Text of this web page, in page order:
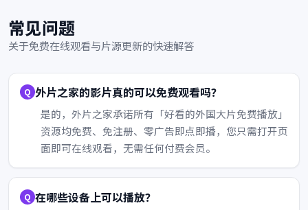
常见问题
关于免费在线观看与片源更新的快速解答
外片之家的影片真的可以免费观看吗？
是的，外片之家承诺所有「好看的外国大片免费播放」
资源均免费、免注册、零广告即点即播，您只需打开页
面即可在线观看，无需任何付费会员。
在哪些设备上可以播放？